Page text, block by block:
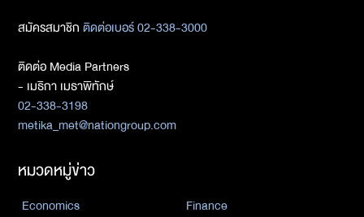
สมัครสมาชิกติดต่อเบอร์ 02-338-3000
ติดต่อ Media Partners
- เมธิกา เมธาพิทักษ์
02-338-3198
metika_met@nationgroup.com
หมวดหมู่ข่าว
Economics
Finance